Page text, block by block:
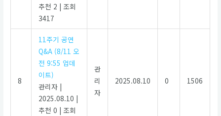
추천 2 | 조회
3417
8
11주기 공연
Q&A (8/11 오
전 9:55 업데
이트)
관리자 |
2025.08.10 |
추천 0 | 조회
관
리
자
2025.08.10 0 1506